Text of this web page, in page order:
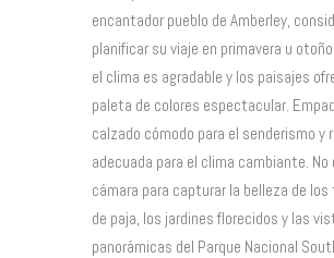
encantador pueblo de Amberley,
planificar su viaje en primavera u
el clima es agradable y los paisajes
paleta de colores espectacular.
calzado cómodo para el senderismo y
adecuada para el clima cambiante. No
cámara para capturar la belleza de
de paja, los jardines florecidos y las
panorámicas del Parque Nacional